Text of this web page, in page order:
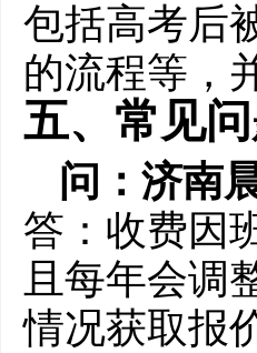
包括高考后
的流程等，
五、常见
问：济南
答：收费因
且每年会调
情况获取报